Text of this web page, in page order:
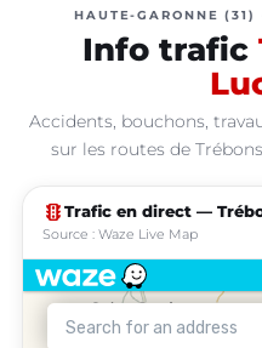
HAUTE-GARONNE (31)
Info trafic
Accidents, bouchons,
sur les routes de
traffic Trafic en direct —
Source : Waze Live Map